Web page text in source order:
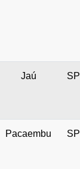
Jaú SP
Pacaembu SP